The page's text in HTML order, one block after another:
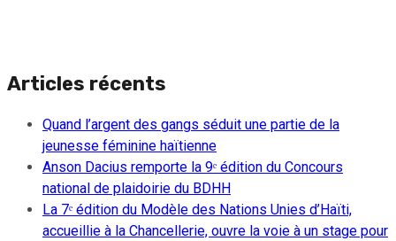
Articles récents
Quand l’argent des gangs séduit une partie de la
jeunesse féminine haïtienne
Anson Dacius remporte la 9ᵉ édition du Concours
national de plaidoirie du BDHH
La 7ᵉ édition du Modèle des Nations Unies d’Haïti,
accueillie à la Chancellerie, ouvre la voie à un stage pour